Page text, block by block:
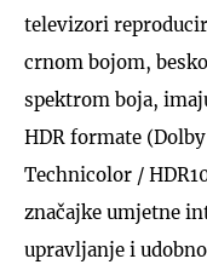
televizori
crnom bojom,
spektrom boja,
HDR formate
Technicolor /
značajke umjetne
upravljanje i